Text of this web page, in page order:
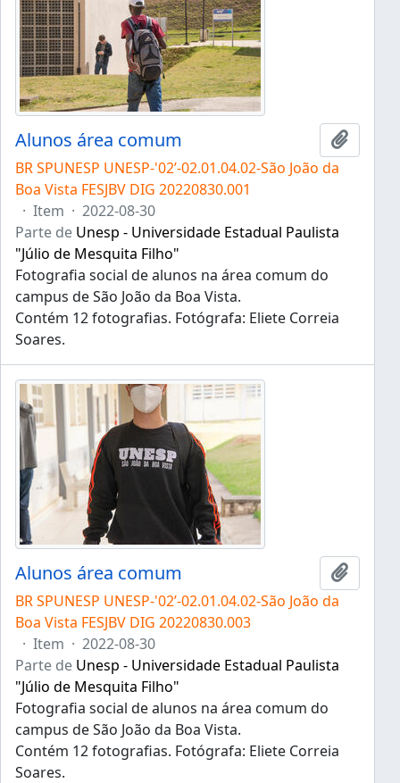
Alunos área comum
BR SPUNESP UNESP-'02’-02.01.04.02-São João da
Boa Vista FESJBV DIG 20220830.001
· Item · 2022-08-30
Parte de Unesp - Universidade Estadual Paulista
"Júlio de Mesquita Filho"
Fotografia social de alunos na área comum do
campus de São João da Boa Vista.
Contém 12 fotografias. Fotógrafa: Eliete Correia
Soares.
Alunos área comum
BR SPUNESP UNESP-'02’-02.01.04.02-São João da
Boa Vista FESJBV DIG 20220830.003
· Item · 2022-08-30
Parte de Unesp - Universidade Estadual Paulista
"Júlio de Mesquita Filho"
Fotografia social de alunos na área comum do
campus de São João da Boa Vista.
Contém 12 fotografias. Fotógrafa: Eliete Correia
Soares.